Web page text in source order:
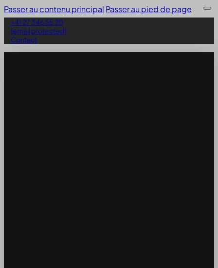
Passer au contenu principal Passer au pied de page
+41 27 346 55 20
[email protected]
Contact